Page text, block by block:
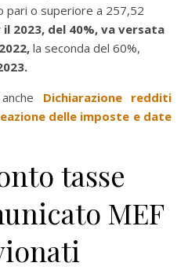
pari o superiore a 257,52
2023, del 40%, va versata
la seconda del 60%,
Dichiarazione redditi
delle imposte e date
tasse
MEF